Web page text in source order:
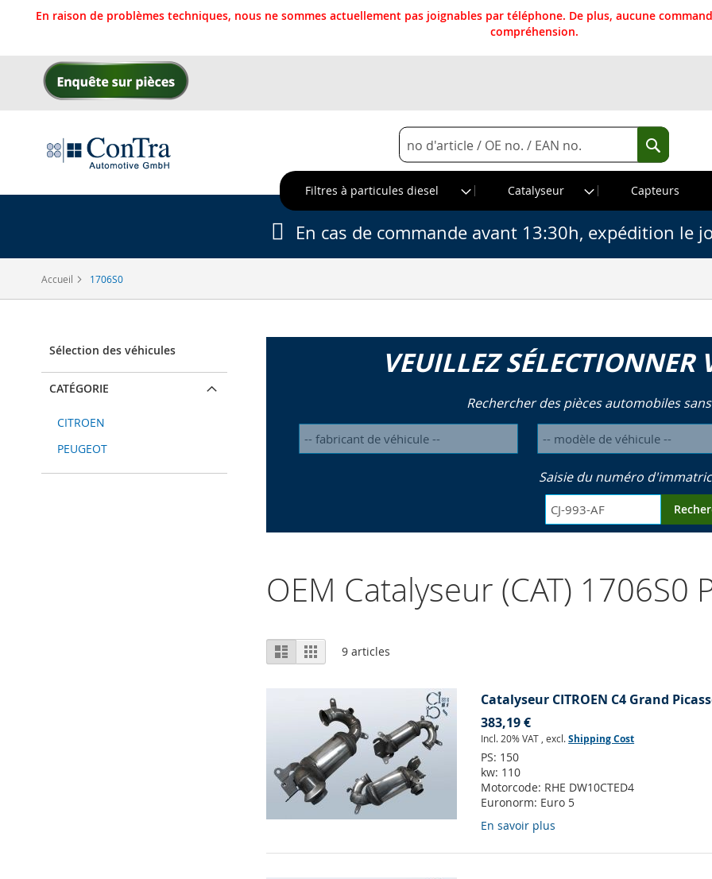
En raison de problèmes techniques, nous ne sommes actuellement pas joignables par téléphone. De plus, aucune
compréhension.
Allez
Rechercher
Filtres à particules diesel
Catalyseur Capteurs
Accueil 1706S0
En cas de commande avant 13:30h, expédition le
VEUILLEZ SÉLECTIONNER
Rechercher des pièces automobiles
Saisie du numéro
OEM Catalyseur (CAT) 1706S0
Afficher
en
Liste Grille9 articles
Catalyseur CITROEN C4 Grand
383,19 €
Incl. 20% VAT ,excl.Shipping Cost
PS: 150
kw: 110
Motorcode: RHE DW10CTED4
Euronorm: Euro 5
En savoir plus
Sélection des véhicules
CATÉGORIE
CITROEN
PEUGEOT